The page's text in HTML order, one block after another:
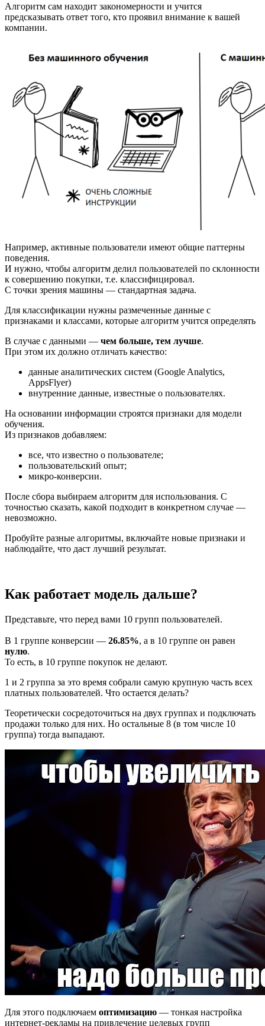
Алгоритм сам находит закономерности и учится
предсказывать ответ того, кто проявил внимание к вашей
компании.
Например, активные пользователи имеют общие паттерны
поведения.
И нужно, чтобы алгоритм делил пользователей по склонности
к совершению покупки, т.е. классифицировал.
С точки зрения машины — стандартная задача.
Для классификации нужны размеченные данные с
признаками и классами, которые алгоритм учится определять
В случае с данными — чем больше, тем лучше.
При этом их должно отличать качество:
данные аналитических систем (Google Analytics,
AppsFlyer)
внутренние данные, известные о пользователях.
На основании информации строятся признаки для модели
обучения.
Из признаков добавляем:
все, что известно о пользователе;
пользовательский опыт;
микро-конверсии.
После сбора выбираем алгоритм для использования. С
точностью сказать, какой подходит в конкретном случае —
невозможно.
Пробуйте разные алгоритмы, включайте новые признаки и
наблюдайте, что даст лучший результат.
Как работает модель дальше?
Представьте, что перед вами 10 групп пользователей.
В 1 группе конверсии — 26.85%, а в 10 группе он равен
нулю.
То есть, в 10 группе покупок не делают.
1 и 2 группа за это время собрали самую крупную часть всех
платных пользователей. Что остается делать?
Теоретически сосредоточиться на двух группах и подключать
продажи только для них. Но остальные 8 (в том числе 10
группа) тогда выпадают.
Для этого подключаем оптимизацию — тонкая настройка
интернет-рекламы на привлечение целевых групп